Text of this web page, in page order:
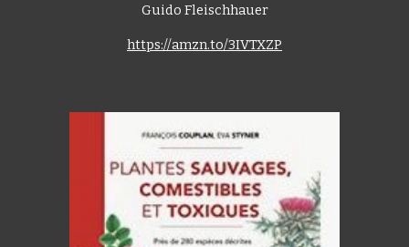
Guido Fleischhauer
https://amzn.to/3IVTXZP